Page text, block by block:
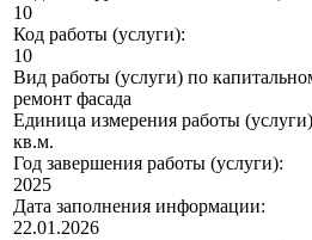
10
Код работы (услуги):
10
Вид работы (услуги) по
ремонт фасада
Единица измерения работы
кв.м.
Год завершения работы (услуги):
2025
Дата заполнения информации:
22.01.2026